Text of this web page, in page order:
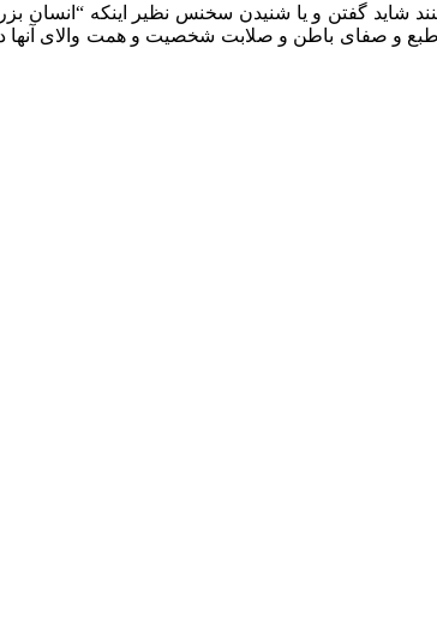
شاید گفتن و یا شنیدن سخنس نظیر اینکه “انسان
و صفای باطن و صلابت شخصیت و همت والای آنها